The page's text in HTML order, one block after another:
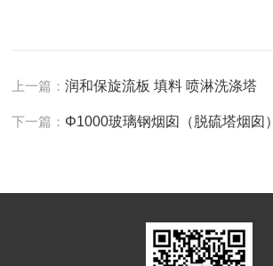
上一篇：润和保旋流板 填料 喷淋洗涤塔
下一篇： Φ1000玻璃钢烟囱（脱硫塔烟囱）